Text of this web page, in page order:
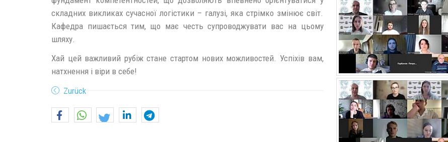
складних викликах сучасної логістики – галузі, яка стрімко змінює світ.
Кафедра пишається тим, що має честь супроводжувати вас на цьому
шляху.
Хай цей важливий рубіж стане стартом нових можливостей. Успіхів вам,
натхнення і віри в себе!
Zurück